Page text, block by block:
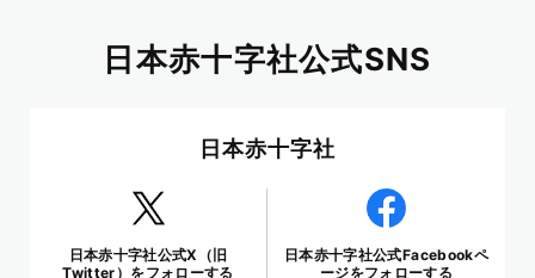
日本赤十字社公式SNS
日本赤十字社
日本赤十字社公式X（旧
Twitter）をフォローする
日本赤十字社公式Facebookペ
ージをフォローする